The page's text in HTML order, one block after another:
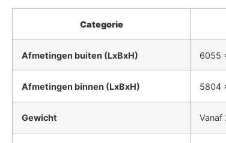
Categorie
Afmetingen buiten (LxBxH) 6055
Afmetingen binnen (LxBxH) 5804
Gewicht Vanaf